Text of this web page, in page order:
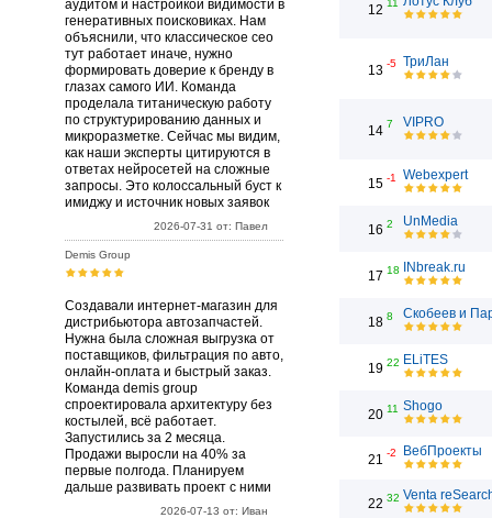
аудитом и настройкой видимости в
генеративных поисковиках. Нам
объяснили, что классическое сео
тут работает иначе, нужно
формировать доверие к бренду в
глазах самого ИИ. Команда
проделала титаническую работу
по структурированию данных и
микроразметке. Сейчас мы видим,
как наши эксперты цитируются в
ответах нейросетей на сложные
запросы. Это колоссальный буст к
имиджу и источник новых заявок
2026-07-31 от: Павел
Demis Group
Создавали интернет-магазин для
дистрибьютора автозапчастей.
Нужна была сложная выгрузка от
поставщиков, фильтрация по авто,
онлайн-оплата и быстрый заказ.
Команда demis group
спроектировала архитектуру без
костылей, всё работает.
Запустились за 2 месяца.
Продажи выросли на 40% за
первые полгода. Планируем
дальше развивать проект с ними
2026-07-13 от: Иван
12 11
13 -5 ТриЛан
14 7 VIPRO
15 -1 Webexpert
16 2 UnMedia
17 18 INbreak.ru
18 8 Скобеев и
19 22 ELiTES
20 11 Shogo
21 -2 ВебПроекты
22 32 Venta